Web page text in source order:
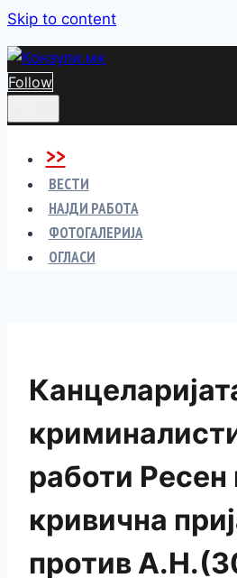
Skip to content
Follow
>>
ВЕСТИ
НАЈДИ РАБОТА
ФОТОГАЛЕРИЈА
ОГЛАСИ
работи Ресен
кривична
против